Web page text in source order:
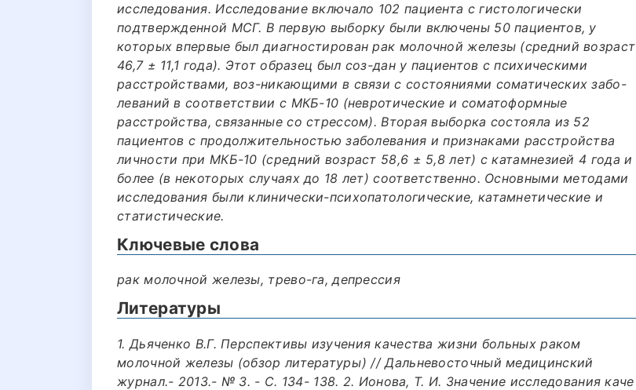
исследования. Исследование включало 102 пациента с гистологически
подтвержденной МСГ. В первую выборку были включены 50 пациентов, у
которых впервые был диагностирован рак молочной железы (средний возраст
46,7 ± 11,1 года). Этот образец был соз-дан у пациентов с психическими
расстройствами, воз-никающими в связи с состояниями соматических забо-
леваний в соответствии с МКБ-10 (невротические и соматоформные
расстройства, связанные со стрессом). Вторая выборка состояла из 52
пациентов с продолжительностью заболевания и признаками расстройства
личности при МКБ-10 (средний возраст 58,6 ± 5,8 лет) с катамнезией 4 года и
более (в некоторых случаях до 18 лет) соответственно. Основными методами
исследования были клинически-психопатологические, катамнетические и
статистические.
Ключевые слова
рак молочной железы, трево-га, депрессия
Литературы
1. Дьяченко В.Г. Перспективы изучения качества жизни больных раком
молочной железы (обзор литературы) // Дальневосточный медицинский
журнал.- 2013.- № 3. - С. 134- 138. 2. Ионова, Т. И. Значение исследования каче